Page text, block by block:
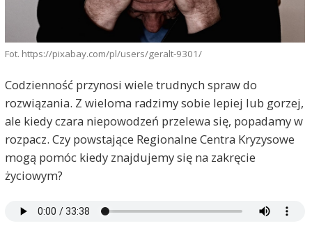
Fot. https://pixabay.com/pl/users/geralt-9301/
Codzienność przynosi wiele trudnych spraw do
rozwiązania. Z wieloma radzimy sobie lepiej lub gorzej,
ale kiedy czara niepowodzeń przelewa się, popadamy w
rozpacz. Czy powstające Regionalne Centra Kryzysowe
mogą pomóc kiedy znajdujemy się na zakręcie
życiowym?